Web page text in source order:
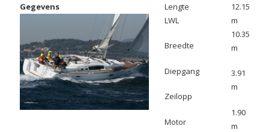
Gegevens
Lengte
LWL
Breedte
Diepgang
Zeilopp
Motor
12.15
m
10.35
m
3.91
m
1.90
m